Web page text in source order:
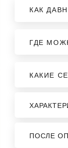
КАК
ГДЕ
КАКИЕ
ПОСЛЕ